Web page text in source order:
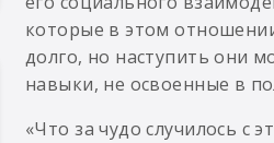
которые в этом
долго, но наступить они
навыки, не освоенные в
«Что за чудо случилось с